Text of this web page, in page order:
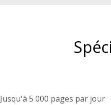
Jusqu'à 5 000 pages par jour